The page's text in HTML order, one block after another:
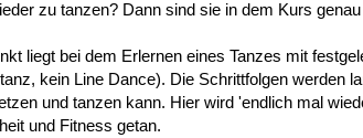
zu tanzen? Dann sind sie in dem Kurs
liegt bei dem Erlernen eines Tanzes mit
kein Line Dance). Die Schrittfolgen werden
und tanzen kann. Hier wird 'endlich mal
und Fitness getan.